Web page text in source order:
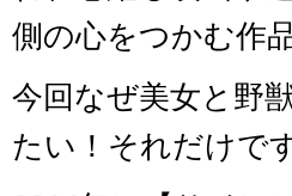
側の心をつかむ作
今回なぜ美女と野
たい！それだけで